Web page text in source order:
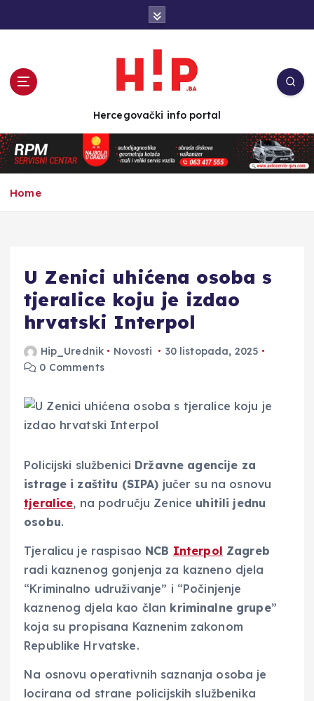
n
t
e
Hercegovački info portal
Home
U Zenici uhićena osoba s
tjeralice koju je izdao
hrvatski Interpol
Hip_Urednik Novosti
30 listopada, 2025
0 Comments
Policijski službenici Državne agencije za
istrage i zaštitu (SIPA) jučer su na osnovu
tjeralice, na području Zenice uhitili jednu
osobu.
Tjeralicu je raspisao NCB Interpol Zagreb
radi kaznenog gonjenja za kazneno djela
“Kriminalno udruživanje” i “Počinjenje
kaznenog djela kao član kriminalne grupe”
koja su propisana Kaznenim zakonom
Republike Hrvatske.
Na osnovu operativnih saznanja osoba je
locirana od strane policijskih službenika